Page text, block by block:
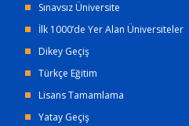
Sınavsız Üniversite
İlk 1000’de Yer Alan Üniversiteler
Dikey Geçiş
Türkçe Eğitim
Lisans Tamamlama
Yatay Geçiş